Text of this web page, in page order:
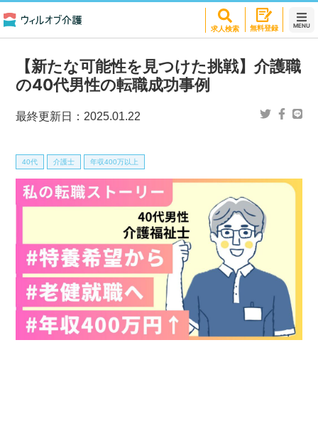
求人検索 無料登録 MENU
【新たな可能性を見つけた挑戦】介護職
の40代男性の転職成功事例
最終更新日： 2025.01.22
40代 介護士 年収400万以上